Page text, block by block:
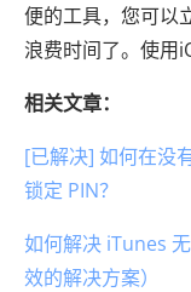
便的工具，您可以
浪费时间了。使用
相关文章：
[已解决] 如何在没
锁定 PIN？
如何解决 iTunes
效的解决方案）